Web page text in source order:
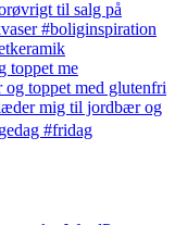
toppet me